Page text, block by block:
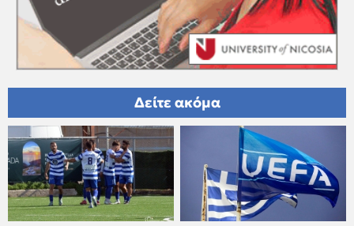
Δείτε ακόμα